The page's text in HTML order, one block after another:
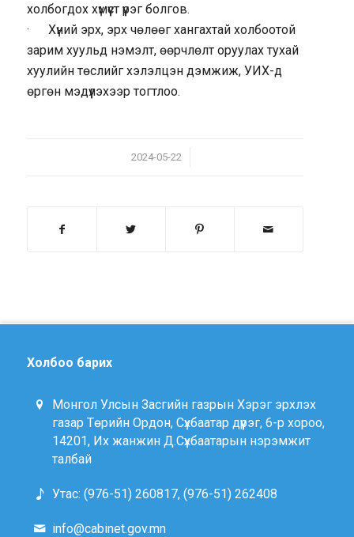
холбогдох хүмүүст үүрэг болгов.
· Хүний эрх, эрх чөлөөг хангахтай холбоотой
зарим хуульд нэмэлт, өөрчлөлт оруулах тухай
хуулийн төслийг хэлэлцэн дэмжиж, УИХ-д
өргөн мэдүүлэхээр тогтлоо.
2024-05-22
/
Холбоо барих
Монгол Улсын Засгийн газрын Хэрэг эрхлэх
газар Төрийн Ордон, Сүхбаатар дүүрэг, 6-р хороо,
14201, Их жанжин Д.Сүхбаатарын нэрэмжит
талбай
Утас: (976-51) 260817, (976-51) 262408
info@cabinet.gov.mn